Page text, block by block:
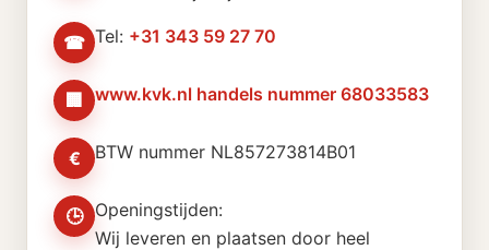
☎ Tel: +31 343 59 27 70
🏢 www.kvk.nl handels nummer 68033583
€ BTW nummer NL857273814B01
🕒 Openingstijden:
Wij leveren en plaatsen door heel